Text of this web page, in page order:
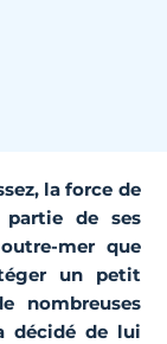
la force de
partie de ses
mer que
un petit
nombreuses
décidé de lui